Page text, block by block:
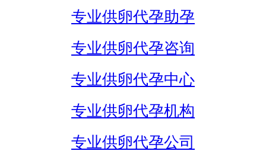
专业供卵代孕助孕
专业供卵代孕咨询
专业供卵代孕中心
专业供卵代孕机构
专业供卵代孕公司